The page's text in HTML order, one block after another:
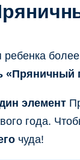
«Пряничный
элемент
года.
чуда!